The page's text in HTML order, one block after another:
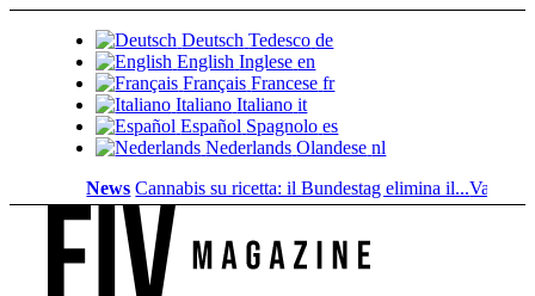
Deutsch Tedesco de
English Inglese en
Français Francese fr
Italiano Italiano it
Español Spagnolo es
Nederlands Olandese nl
News Cannabis su ricetta: il Bundestag elimina il...Valore